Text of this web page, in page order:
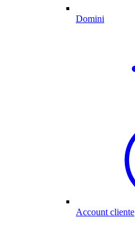
Domini
Account cliente